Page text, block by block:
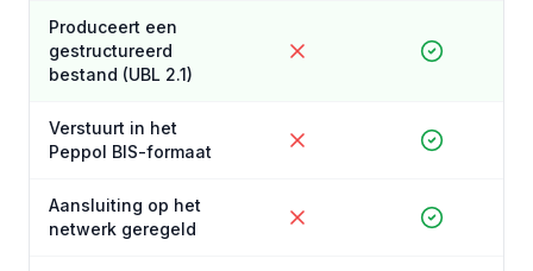
Produceert een
gestructureerd
bestand (UBL 2.1)
Verstuurt in het
Peppol BIS-formaat
Aansluiting op het
netwerk geregeld